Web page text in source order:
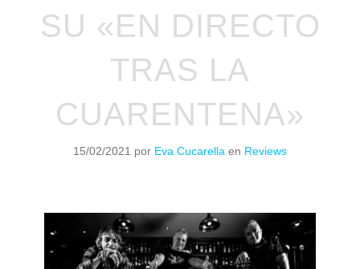
SU «EN DIRECTO
TRAS LA
CUARENTENA»
15/02/2021 por Eva Cucarella en Reviews